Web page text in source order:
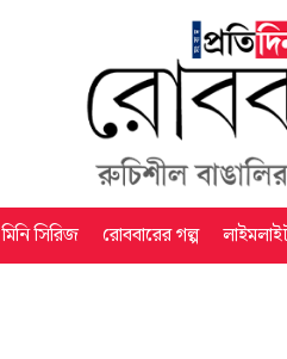
মিনি সিরিজ রোববারের গল্প